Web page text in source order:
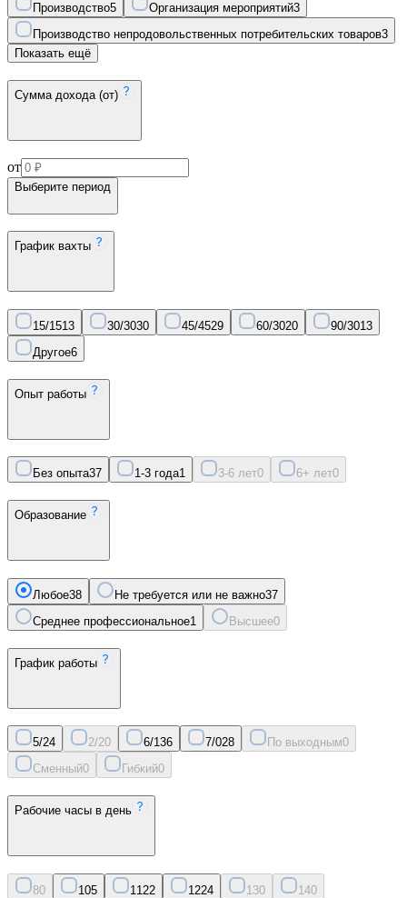
Производство5 Организация мероприятий3
Производство непродовольственных потребительских товаров3
Показать ещё
Сумма дохода (от)
от
Выберите период
График вахты
15/1513 30/3030 45/4529 60/3020 90/3013
Другое6
Опыт работы
Без опыта37 1-3 года1 3-6 лет0 6+ лет0
Образование
Любое38 Не требуется или не важно37
Среднее профессиональное1 Высшее0
График работы
5/24 2/20 6/136 7/028 По выходным0
Сменный0 Гибкий0
Рабочие часы в день
80 105 11 22 1224 130 140